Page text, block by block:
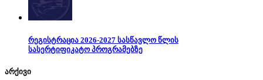
რეგისტრაცია 2026-2027 სასწავლო წლის
სასერტიფიკატო პროგრამებზე
არქივი